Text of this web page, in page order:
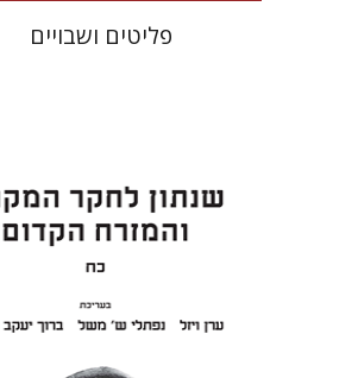
פליטים ושבויים
ערן ויזל נפתלי ש' משל
ברוך